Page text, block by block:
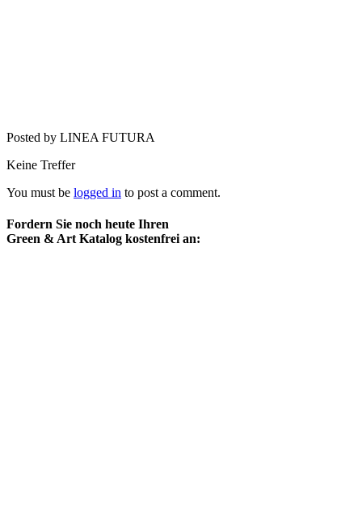
Posted by LINEA FUTURA
Keine Treffer
You must be logged in to post a comment.
Fordern Sie noch heute Ihren
Green & Art Katalog kostenfrei an: